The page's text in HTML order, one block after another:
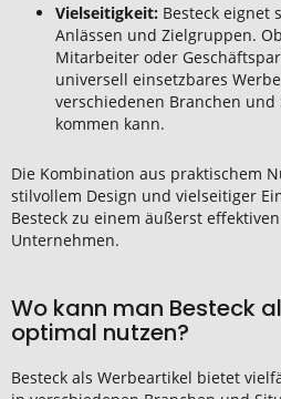
Vielseitigkeit: Besteck eignet
Anlässen und Zielgruppen.
Mitarbeiter oder
universell einsetzbares
verschiedenen Branchen
kommen kann.
Die Kombination aus praktischem
stilvollem Design und vielseitiger
Besteck zu einem äußerst
Unternehmen.
Wo kann man Besteck
optimal nutzen?
Besteck als Werbeartikel bietet